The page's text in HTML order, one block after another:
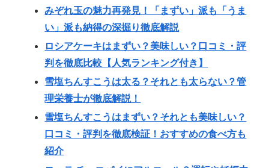
みぞれ玉の魅力再発見！「まずい」派も「うま
い」派も納得の深掘り徹底解説
ロシアケーキはまずい？美味しい？口コミ・評
判を徹底比較【人気ランキング付き】
雪塩ちんすこうは太る？それとも太らない？管
理栄養士が徹底解説！
雪塩ちんすこうはまずい？それとも美味しい？
口コミ・評判を徹底検証！おすすめの食べ方も
紹介